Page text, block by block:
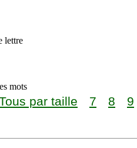
lettre
mots
par taille 7 8 9